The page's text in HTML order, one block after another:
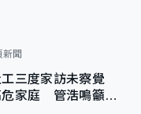
新聞
工三度家訪未察覺
危家庭 管浩鳴籲加